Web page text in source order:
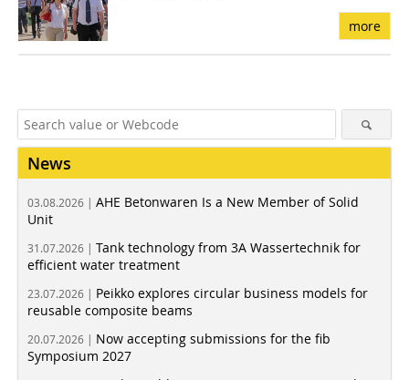
more
News
03.08.2026 | AHE Betonwaren Is a New Member of Solid
Unit
31.07.2026 | Tank technology from 3A Wassertechnik for
efficient water treatment
23.07.2026 | Peikko explores circular business models for
reusable composite beams
20.07.2026 | Now accepting submissions for the fib
Symposium 2027